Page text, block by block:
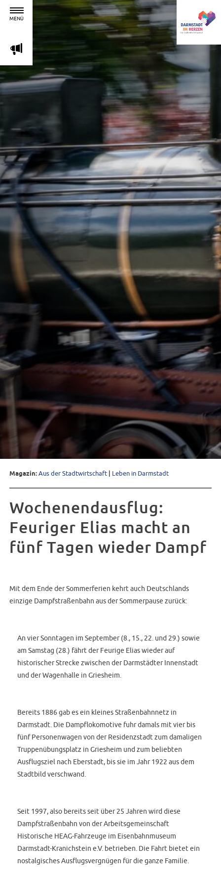
MENÜ
m
Magazin:Aus der Stadtwirtschaft Leben in Darmstadt
Wochenendausflug:
Feuriger Elias macht an
fünf Tagen wieder Dampf
Mit dem Ende der Sommerferien kehrt auch Deutschlands
einzige Dampfstraßenbahn aus der Sommerpause zurück:
An vier Sonntagen im September (8., 15., 22. und 29.) sowie
am Samstag (28.) fährt der Feurige Elias wieder auf
historischer Strecke zwischen der Darmstädter Innenstadt
und der Wagenhalle in Griesheim.
Bereits 1886 gab es ein kleines Straßenbahnnetz in
Darmstadt. Die Dampflokomotive fuhr damals mit vier bis
fünf Personenwagen von der Residenzstadt zum damaligen
Truppenübungsplatz in Griesheim und zum beliebten
Ausflugsziel nach Eberstadt, bis sie im Jahr 1922 aus dem
Stadtbild verschwand.
Seit 1997, also bereits seit über 25 Jahren wird diese
Dampfstraßenbahn von der Arbeitsgemeinschaft
Historische HEAG-Fahrzeuge im Eisenbahnmuseum
Darmstadt-Kranichstein e.V. betrieben. Die Fahrt bietet ein
nostalgisches Ausflugsvergnügen für die ganze Familie.